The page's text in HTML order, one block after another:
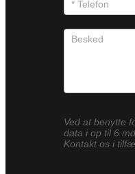
Ved at benytte
data i op til 6
Kontakt os i